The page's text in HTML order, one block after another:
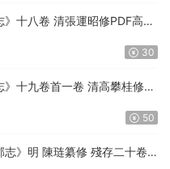
十八卷 清張運昭修PDF高清
30
》十九卷首一卷 清高攀桂修
50
志》明 陳琏纂修 殘存二十卷